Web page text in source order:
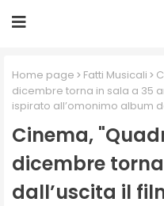
Home page Fatti Musicali
dicembre torna in sala a 35
ispirato all’omonimo album
Cinema,
dicembre
dall’uscita il